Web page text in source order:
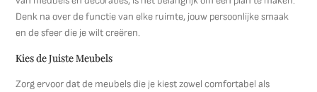
Denk na over de functie van elke ruimte, jouw persoonlijke smaak
en de sfeer die je wilt creëren.
Kies de Juiste Meubels
Zorg ervoor dat de meubels die je kiest zowel comfortabel als